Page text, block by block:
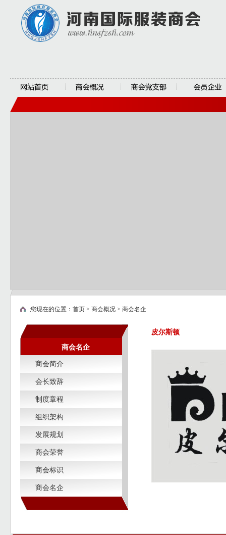
网站首页
您现在的位置： 首页 > 商会概况 > 商会名企
商会名企
商会简介
会长致辞
制度章程
组织架构
发展规划
商会荣誉
商会标识
商会名企
皮尔斯顿